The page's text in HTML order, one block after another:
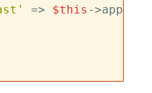
=> $this ->apple->